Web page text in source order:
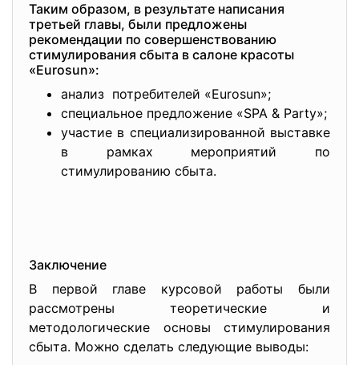
Таким образом, в результате написания
третьей главы, были предложены
рекомендации по совершенствованию
стимулирования сбыта в салоне красоты
«Eurosun»:
анализ потребителей «Eurosun»;
специальное предложение «SPA & Party»;
участие в специализированной выставке
в рамках мероприятий по
стимулированию сбыта.
Заключение
В первой главе курсовой работы были
рассмотрены теоретические и
методологические основы стимулирования
сбыта. Можно сделать следующие выводы: